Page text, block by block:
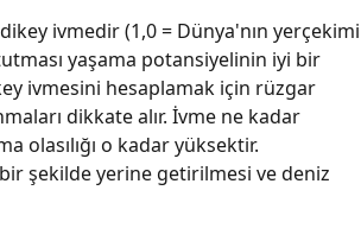
ivmedir (1,0 = Dünya'nın yerçekimi
yaşama potansiyelinin iyi bir
ivmesini hesaplamak için rüzgar
dikkate alır. İvme ne kadar
olasılığı o kadar yüksektir.
şekilde yerine getirilmesi ve deniz